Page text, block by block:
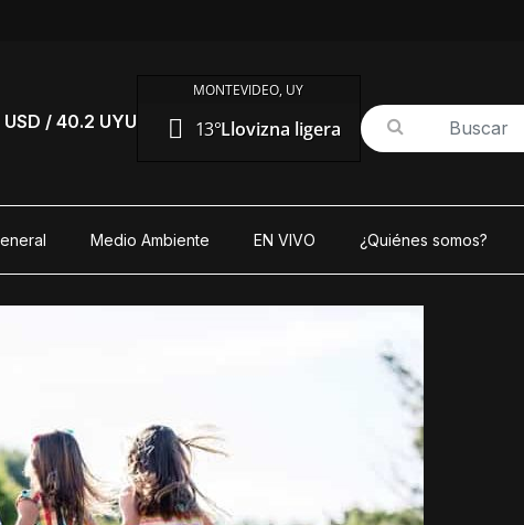
USD / 40.2 UYU
MONTEVIDEO, UY
13°Llovizna ligera
Medio Ambiente EN VIVO ¿Quiénes somos?